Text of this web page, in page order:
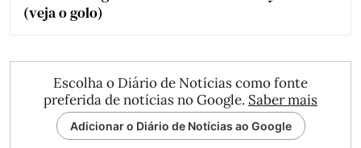
(veja o golo)
Escolha o Diário de Notícias como fonte
preferida de notícias no Google. Saber mais
Adicionar o Diário de Notícias ao Google